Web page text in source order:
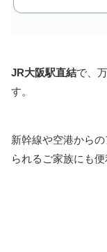
JR大阪駅直結で、
す。
新幹線や空港から
られるご家族にも便